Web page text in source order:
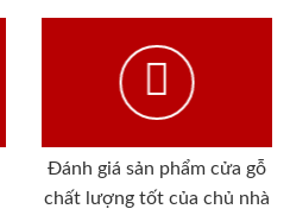
Đánh giá sản phẩm cửa gỗ
chất lượng tốt của chủ nhà